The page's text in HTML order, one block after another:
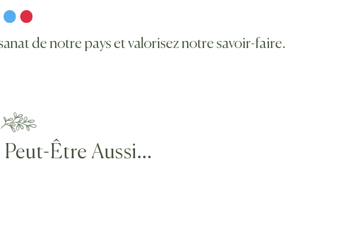
de notre pays et valorisez notre savoir-faire.
Peut-Être Aussi…